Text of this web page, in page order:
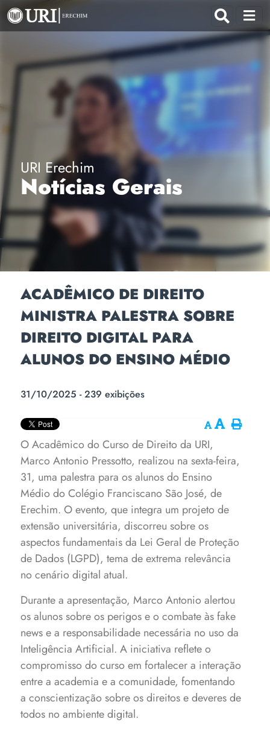
URI Erechim
Notícias Gerais
ACADÊMICO DE DIREITO
MINISTRA PALESTRA SOBRE
DIREITO DIGITAL PARA
ALUNOS DO ENSINO MÉDIO
31/10/2025 - 239 exibições
O Acadêmico do Curso de Direito da URI,
Marco Antonio Pressotto, realizou na sexta-feira,
31, uma palestra para os alunos do Ensino
Médio do Colégio Franciscano São José, de
Erechim. O evento, que integra um projeto de
extensão universitária, discorreu sobre os
aspectos fundamentais da Lei Geral de Proteção
de Dados (LGPD), tema de extrema relevância
no cenário digital atual.
Durante a apresentação, Marco Antonio alertou
os alunos sobre os perigos e o combate às fake
news e a responsabilidade necessária no uso da
Inteligência Artificial. A iniciativa reflete o
compromisso do curso em fortalecer a interação
entre a academia e a comunidade, fomentando
a conscientização sobre os direitos e deveres de
todos no ambiente digital.